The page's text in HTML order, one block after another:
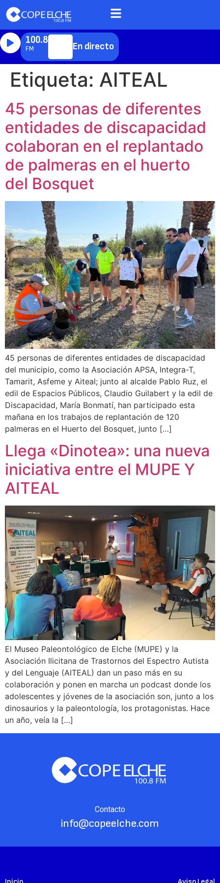
100.8
FM En directo
Etiqueta: AITEAL
45 personas de diferentes
entidades de discapacidad
colaboran en el replantado
de palmeras en el huerto
del Bosquet
45 personas de diferentes entidades de discapacidad
del municipio, como la Asociación APSA, Integra-T,
Tamarit, Asfeme y Aiteal; junto al alcalde Pablo Ruz, el
edil de Espacios Públicos, Claudio Guilabert y la edil de
Discapacidad, María Bonmatí, han participado esta
mañana en los trabajos de replantación de 120
palmeras en el Huerto del Bosquet, junto […]
Llega «Dinotea»: una nueva
iniciativa entre el MUPE Y
AITEAL
El Museo Paleontológico de Elche (MUPE) y la
Asociación Ilicitana de Trastornos del Espectro Autista
y del Lenguaje (AITEAL) dan un paso más en su
colaboración y ponen en marcha un podcast donde los
adolescentes y jóvenes de la asociación son, junto a los
dinosaurios y la paleontología, los protagonistas. Hace
un año, veía la […]
Contacto
info@copeelche.com